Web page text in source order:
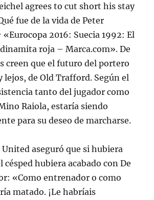
agrees to cut short his stay
fue de la vida de Peter
2016: Suecia 1992: El
roja – Marca.com». De
creen que el futuro del portero
lejos, de Old Trafford. Según el
tanto del jugador como
Raiola, estaría siendo
para su deseo de marcharse.
aseguró que si hubiera
césped hubiera acabado con De
«Como entrenador o como
matado. ¡Le habríais